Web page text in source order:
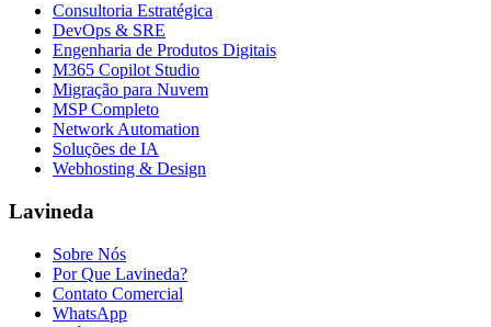
Consultoria Estratégica
DevOps & SRE
Engenharia de Produtos Digitais
M365 Copilot Studio
Migração para Nuvem
MSP Completo
Network Automation
Soluções de IA
Webhosting & Design
Lavineda
Sobre Nós
Por Que Lavineda?
Contato Comercial
WhatsApp